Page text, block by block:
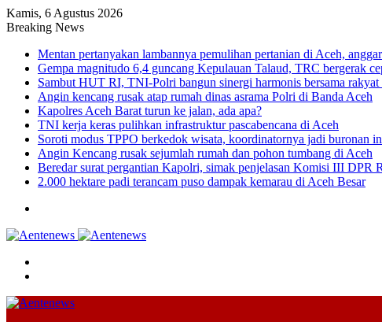
Kamis, 6 Agustus 2026
Breaking News
Mentan pertanyakan lambannya pemulihan pertanian di Aceh,
Gempa magnitudo 6,4 guncang Kepulauan Talaud, TRC bergerak
Sambut HUT RI, TNI-Polri bangun sinergi harmonis bersama
Angin kencang rusak atap rumah dinas asrama Polri di Banda Aceh
Kapolres Aceh Barat turun ke jalan, ada apa?
TNI kerja keras pulihkan infrastruktur pascabencana di Aceh
Soroti modus TPPO berkedok wisata, koordinatornya jadi buronan
Angin Kencang rusak sejumlah rumah dan pohon tumbang di Aceh
Beredar surat pergantian Kapolri, simak penjelasan Komisi III DPR
2.000 hektare padi terancam puso dampak kemarau di Aceh Besar